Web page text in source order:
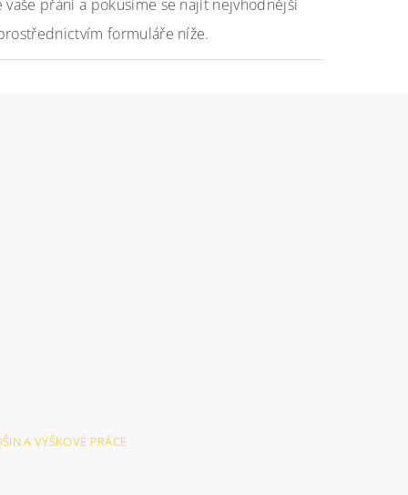
vaše přání a pokusíme se najít nejvhodnější
formuláře níže.
A VÝŠKOVÉ PRÁCE